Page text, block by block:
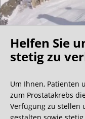
Oh
Wir bekommen
aber dieser ist
Helfen Sie
stetig zu
Um Ihnen, Patienten
zum Prostatakrebs
Verfügung zu stellen